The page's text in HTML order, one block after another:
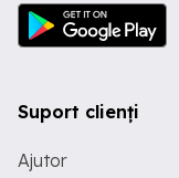
Suport clienți
Ajutor